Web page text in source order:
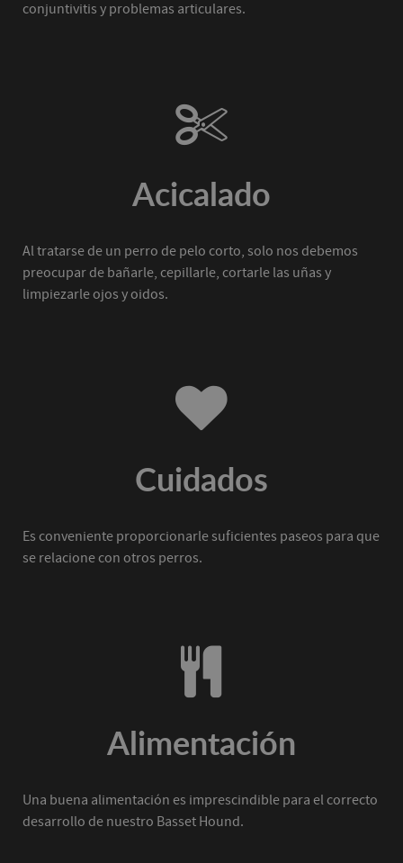
conjuntivitis y problemas articulares.
Acicalado
Al tratarse de un perro de pelo corto, solo nos debemos
preocupar de bañarle, cepillarle, cortarle las uñas y
limpiezarle ojos y oidos.
Cuidados
Es conveniente proporcionarle suficientes paseos para que
se relacione con otros perros.
Alimentación
Una buena alimentación es imprescindible para el correcto
desarrollo de nuestro Basset Hound.